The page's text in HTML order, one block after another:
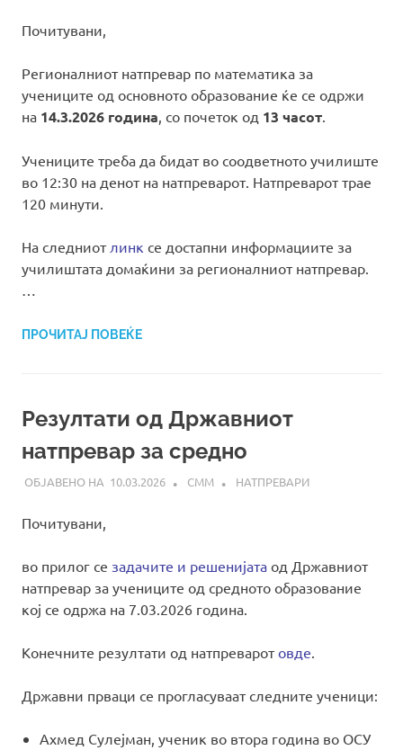
Почитувани,
Регионалниот натпревар по математика за
учениците од основното образование ќе се одржи
на 14.3.2026 година , со почеток од 13 часот
Учениците треба да бидат во соодветното училиште
во 12:30 на денот на натпреварот. Натпреварот трае
120 минути.
На следниотлинк се достапни информациите за
училиштата домаќини за регионалниот натпревар.
ПРОЧИТАЈ ПОВЕЌЕ
Резултати од Државниот
натпревар за средно
10.03.2026 СММ НАТПРЕВАРИ
Почитувани,
во прилог се задачите и решенијата од Државниот
натпревар за учениците од средното образование
кој се одржа на 7.03.2026 година.
Конечните резултати од натпреваротовде.
Државни прваци се прогласуваат следните ученици:
Ахмед Сулејман, ученик во втора година во ОСУ